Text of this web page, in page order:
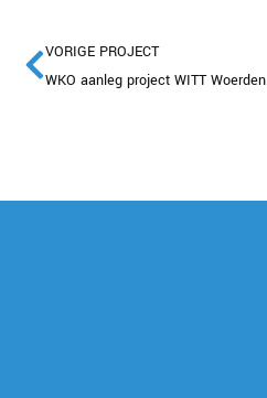
VORIGE PROJECT
WKO aanleg project WITT Woerden